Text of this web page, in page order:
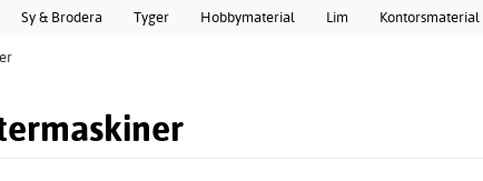
Sy & Brodera Tyger Hobbymaterial Lim Kontorsmaterial